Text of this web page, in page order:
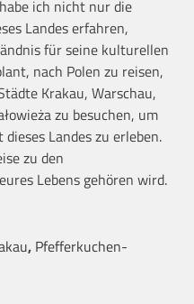
ich nicht nur die
Landes erfahren,
für seine kulturellen
nach Polen zu reisen,
Krakau, Warschau,
zu besuchen, um
Landes zu erleben.
zu den
Lebens gehören wird.
, Pfefferkuchen-